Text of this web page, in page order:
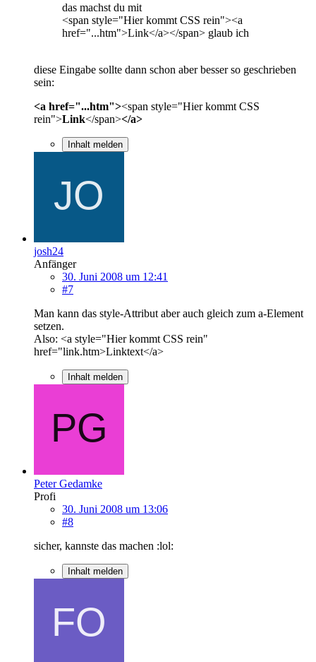
das machst du mit
<span style="Hier kommt CSS rein"><a
href="...htm">Link</a></span> glaub ich
diese Eingabe sollte dann schon aber besser so geschrieben
sein:
<a href="...htm"><span style="Hier kommt CSS
rein">Link</span></a>
Inhalt melden
josh24
Anfänger
30. Juni 2008 um 12:41
#7
Man kann das style-Attribut aber auch gleich zum a-Element
setzen.
Also: <a style="Hier kommt CSS rein"
href="link.htm>Linktext</a>
Inhalt melden
Peter Gedamke
Profi
30. Juni 2008 um 13:06
#8
sicher, kannste das machen :lol:
Inhalt melden